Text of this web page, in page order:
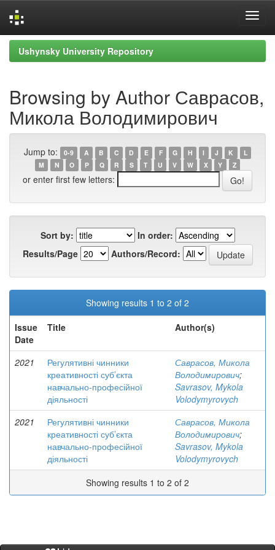
Skip
navigation
Ushynsky University Repository
Browsing by Author Саврасов,
Микола Володимирович
Jump to: 0-9 A B C D E F G H I J K
L
M
N O P Q R S T U V W X Y Z
or enter first few letters:
Sort by:
In order:
Results/Page
Authors/Record:
Showing results 1 to 2 of 2
Issue
Date
Title Author(s)
2021
Регулятивні чинники
креативності суб’єкта
навчально-професійної
діяльності
Саврасов, Микола
Володимирович;
Savrasov, Mykola
Volodymyrovych
2021
Регулятивні чинники
креативності суб’єкта
навчально-професійної
діяльності
Саврасов, Микола
Володимирович;
Savrasov, Mykola
Volodymyrovych
Showing results 1 to 2 of 2